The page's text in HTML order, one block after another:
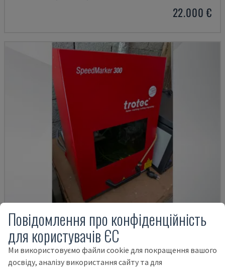
22.000 €
SPEEDMARKER 300
TROTEC - МАШИНА ДЛЯ ЛАЗЕРНОГО МАРКУВАННЯ
НІМЕЧЧИНА 2014
Повідомлення про конфіденційність
для користувачів ЄС
Ми використовуємо файли cookie для покращення вашого
досвіду, аналізу використання сайту та для